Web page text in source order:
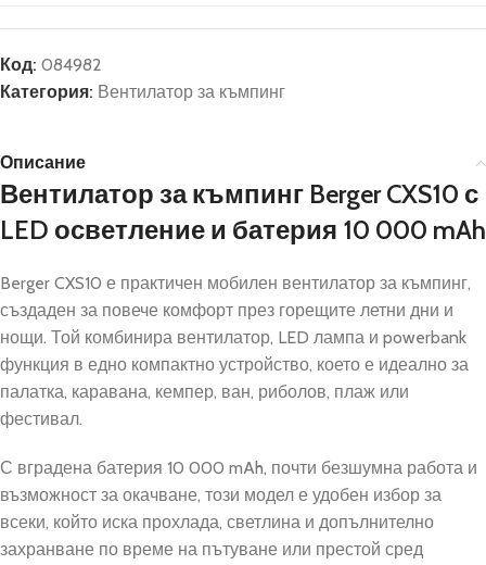
Код: 084982
Категория: Вентилатор за къмпинг
Описание
Вентилатор за къмпинг Berger CXS10 с
LED осветление и батерия 10 000 mAh
Berger CXS10 е практичен мобилен вентилатор за къмпинг,
създаден за повече комфорт през горещите летни дни и
нощи. Той комбинира вентилатор, LED лампа и powerbank
функция в едно компактно устройство, което е идеално за
палатка, каравана, кемпер, ван, риболов, плаж или
фестивал.
С вградена батерия 10 000 mAh, почти безшумна работа и
възможност за окачване, този модел е удобен избор за
всеки, който иска прохлада, светлина и допълнително
захранване по време на пътуване или престой сред